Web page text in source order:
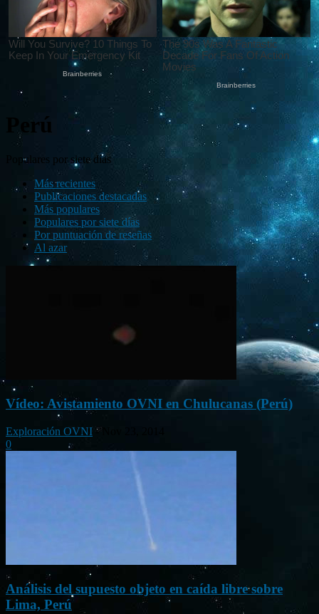
Perú
Populares por siete días
Más recientes
Publicaciones destacadas
Más populares
Populares por siete días
Por puntuación de reseñas
Al azar
Vídeo: Avistamiento OVNI en Chulucanas (Perú)
Exploración OVNI -
0
Análisis del supuesto objeto en caída libre sobre
Lima, Perú